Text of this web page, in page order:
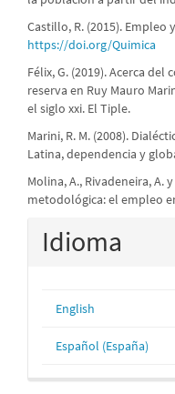
Castillo, R. (2015). Empleo
https://doi.org/Quimica
Félix, G. (2019). Acerca
reserva en Ruy Mauro
el siglo xxi. El Tiple.
Marini, R. M. (2008).
Latina, dependencia y
Molina, A., Rivadeneira, A.
metodológica: el empleo
Idioma
English
Español (España)